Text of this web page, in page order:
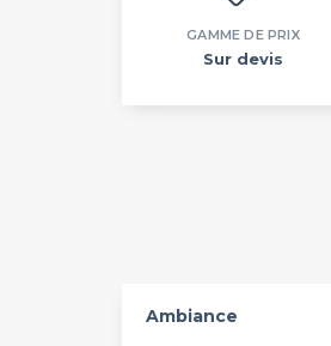
GAMME DE PRIX
Sur devis
Ambiance